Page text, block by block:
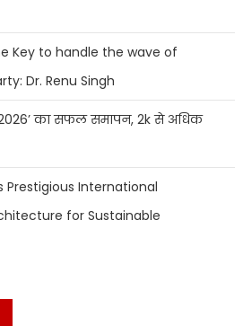
Key to handle the wave of
Dr. Renu Singh
का सफल समापन, 2k से अधिक
Prestigious International
for Sustainable